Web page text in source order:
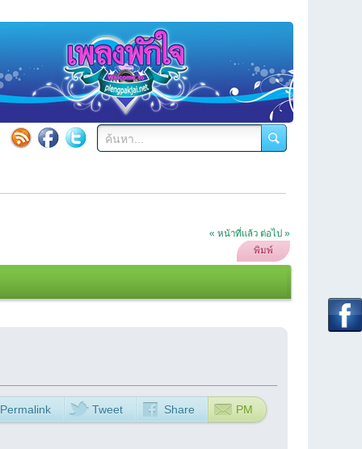
« หน้าที่แล้ว ต่อไป »
พิมพ์
Permalink Tweet Share PM